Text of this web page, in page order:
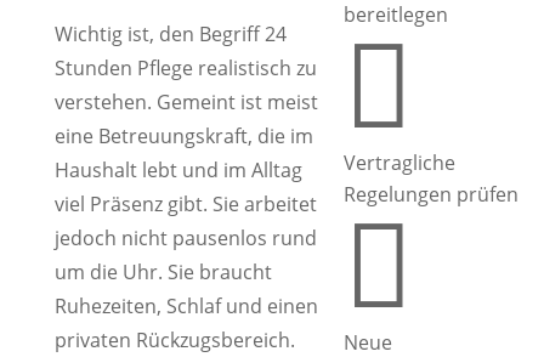
Wichtig ist, den Begriff 24
Stunden Pflege realistisch zu
verstehen. Gemeint ist meist
eine Betreuungskraft, die im
Haushalt lebt und im Alltag
viel Präsenz gibt. Sie arbeitet
jedoch nicht pausenlos rund
um die Uhr. Sie braucht
Ruhezeiten, Schlaf und einen
privaten Rückzugsbereich.
bereitlegen

Vertragliche
Regelungen prüfen

Neue